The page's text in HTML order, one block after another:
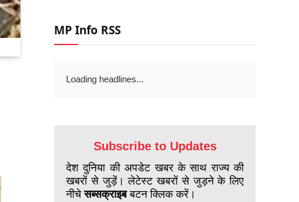
MP Info RSS
Loading headlines...
Subscribe to Updates
देश दुनिया की अपडेट खबर के साथ राज्य की
खबरों से जुड़ें। लेटेस्ट खबरों से जुड़ने के लिए
नीचेसब्सक्राइबबटन क्लिक करें।